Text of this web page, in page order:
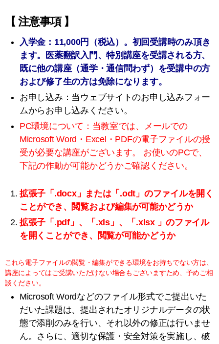
【 注意事項 】
入学金：11,000円（税込）。初回受講時のみ頂き
ます。医薬翻訳入門、特別講座を受講される方、
既に他の講座（通学・通信問わず）を受講中の方
および修了生の方は免除になります。
お申し込み：当ウェブサイトのお申し込みフォー
ムからお申し込みください。
PC環境について：当教室では、メールでの
Microsoft Word・Excel・PDFの電子ファイルの授
受が必要な講座がございます。
お使いのPCで、
下記の作動が可能かどうかご確認ください。
拡張子「.docx」または「.odt」のファイルを開く
ことができ、閲覧および編集が可能かどうか
拡張子「.pdf」、「.xls」、「.xlsx 」のファイル
を開くことができ、閲覧が可能かどうか
これら電子ファイルの閲覧・編集ができる環境をお持ちでない方は、
講座によってはご受講いただけない場合もございますため、予めご相
談ください。
Microsoft Wordなどのファイル形式でご提出いた
だいた課題は、提出されたオリジナルデータの状
態で添削のみを行い、それ以外の修正は行いませ
ん。さらに、適切な保護・安全対策を実施し、破